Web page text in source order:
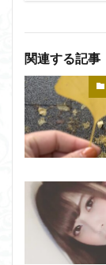
関連する記事